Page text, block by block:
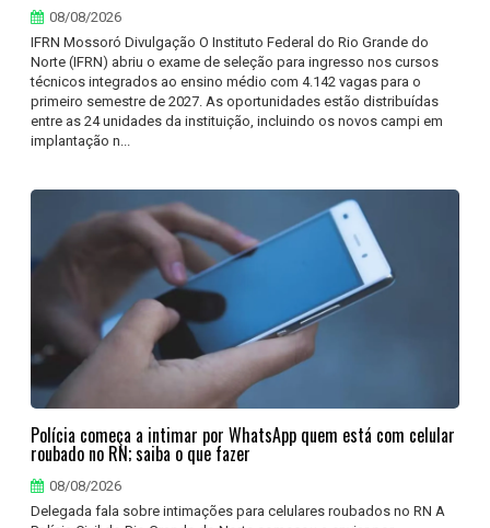
08/08/2026
IFRN Mossoró Divulgação O Instituto Federal do Rio Grande do
Norte (IFRN) abriu o exame de seleção para ingresso nos cursos
técnicos integrados ao ensino médio com 4.142 vagas para o
primeiro semestre de 2027. As oportunidades estão distribuídas
entre as 24 unidades da instituição, incluindo os novos campi em
implantação n...
Polícia começa a intimar por WhatsApp quem está com celular
roubado no RN; saiba o que fazer
08/08/2026
Delegada fala sobre intimações para celulares roubados no RN A